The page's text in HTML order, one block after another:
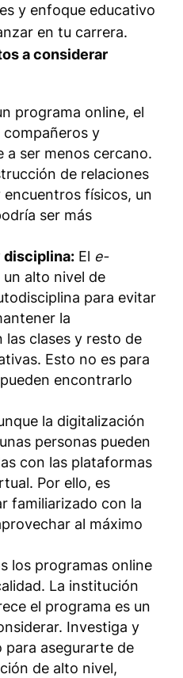
y enfoque educativo
en tu carrera.
a considerar
programa online, el
y
a ser menos cercano.
de relaciones
físicos, un
ser más
disciplina: El e-
alto nivel de
para evitar
la
clases y resto de
Esto no es para
encontrarlo
la digitalización
personas pueden
con las plataformas
Por ello, es
familiarizado con la
al máximo
los programas online
La institución
el programa es un
Investiga y
para asegurarte de
de alto nivel,